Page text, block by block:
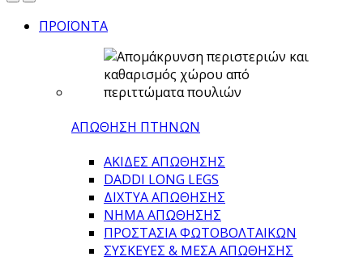
ΠΡΟΪΟΝΤΑ
ΑΠΩΘΗΣΗ ΠΤΗΝΩΝ
ΑΚΙΔΕΣ ΑΠΩΘΗΣΗΣ
DADDI LONG LEGS
ΔΙΧΤΥΑ ΑΠΩΘΗΣΗΣ
ΝΗΜΑ ΑΠΩΘΗΣΗΣ
ΠΡΟΣΤΑΣΙΑ ΦΩΤΟΒΟΛΤΑΙΚΩΝ
ΣΥΣΚΕΥΕΣ & ΜΕΣΑ ΑΠΩΘΗΣΗΣ